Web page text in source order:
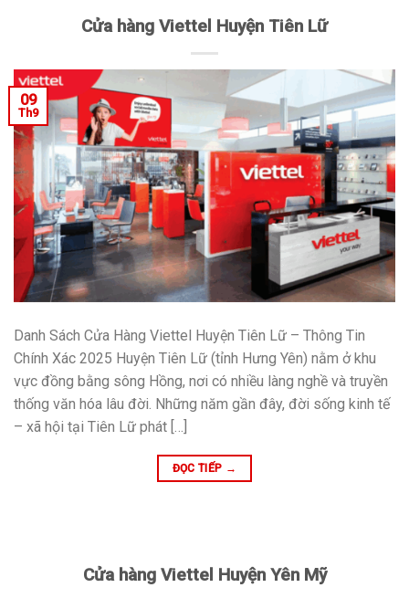
Cửa hàng Viettel Huyện Tiên Lữ
09
Th9
Danh Sách Cửa Hàng Viettel Huyện Tiên Lữ – Thông Tin
Chính Xác 2025 Huyện Tiên Lữ (tỉnh Hưng Yên) nằm ở khu
vực đồng bằng sông Hồng, nơi có nhiều làng nghề và truyền
thống văn hóa lâu đời. Những năm gần đây, đời sống kinh tế
– xã hội tại Tiên Lữ phát […]
ĐỌC TIẾP →
Cửa hàng Viettel Huyện Yên Mỹ